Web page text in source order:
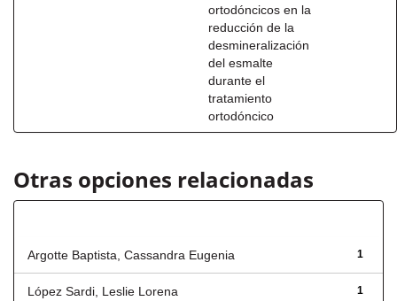
ortodóncicos en la
reducción de la
desmineralización
del esmalte
durante el
tratamiento
ortodóncico
Otras opciones relacionadas
1
Argotte Baptista, Cassandra Eugenia
1
López Sardi, Leslie Lorena